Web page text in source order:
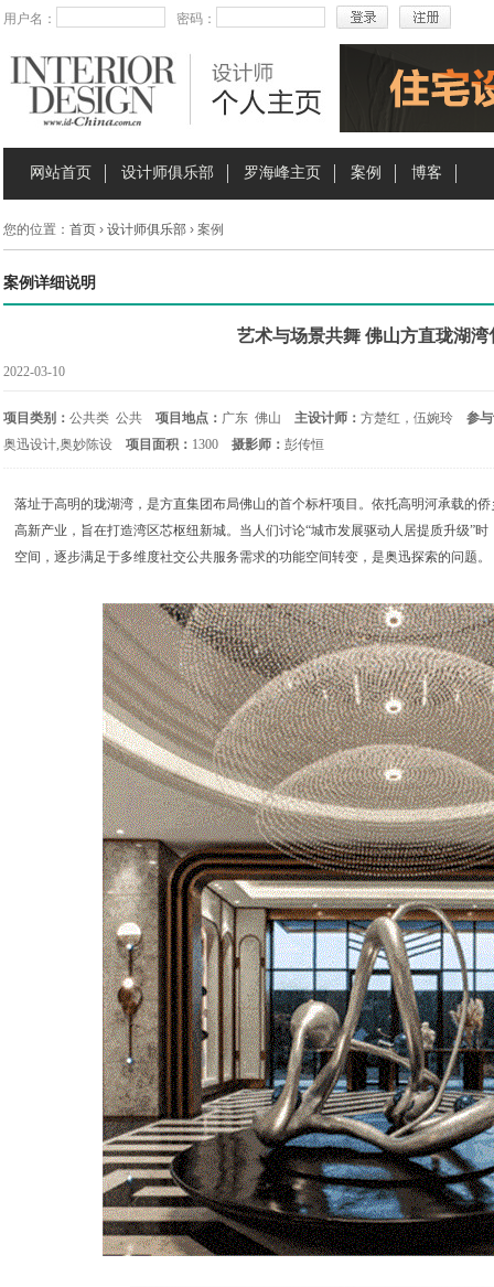
用户名： 密码：
网站首页 设计师俱乐部 罗海峰主页 案例 博客
您的位置： 首页› 设计师俱乐部› 案例
案例详细说明
艺术与场景共舞 佛山方直珑湖湾
2022-03-10
项目类别： 公共类 公共 项目地点： 广东 佛山 主设计师： 方楚红，伍婉玲
参
奥迅设计,奥妙陈设
项目面积： 1300 摄影师： 彭传恒
落址于高明的珑湖湾，是方直集团布局佛山的首个标杆项目。依托高明河承载的
高新产业，旨在打造湾区芯枢纽新城。当人们讨论“城市发展驱动人居提质升级”
空间，逐步满足于多维度社交公共服务需求的功能空间转变，是奥迅探索的问题。